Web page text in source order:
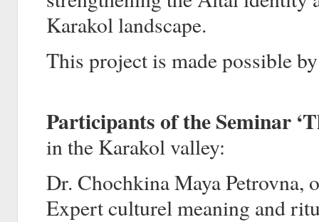
Karakol landscape.
This project is made possible
Participants of the Seminar
in the Karakol valley:
Dr. Chochkina Maya
Expert culturel meaning and